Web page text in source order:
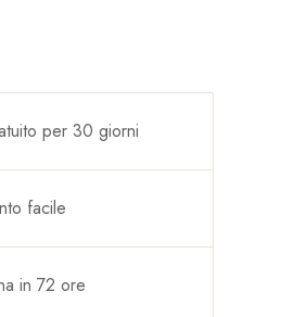
per 30 giorni
facile
in 72 ore